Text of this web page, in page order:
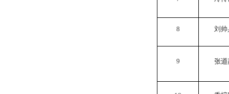
8 刘帅
9 张道